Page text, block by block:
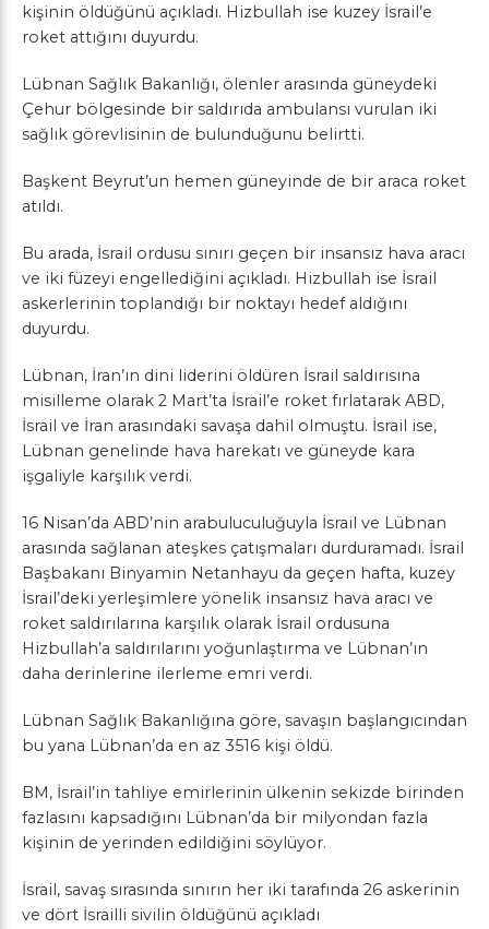
kişinin öldüğünü açıkladı. Hizbullah ise kuzey İsrail’e
roket attığını duyurdu.
Lübnan Sağlık Bakanlığı, ölenler arasında güneydeki
Çehur bölgesinde bir saldırıda ambulansı vurulan iki
sağlık görevlisinin de bulunduğunu belirtti.
Başkent Beyrut’un hemen güneyinde de bir araca roket
atıldı.
Bu arada, İsrail ordusu sınırı geçen bir insansız hava aracı
ve iki füzeyi engellediğini açıkladı. Hizbullah ise İsrail
askerlerinin toplandığı bir noktayı hedef aldığını
duyurdu.
Lübnan, İran’ın dini liderini öldüren İsrail saldırısına
misilleme olarak 2 Mart’ta İsrail’e roket fırlatarak ABD,
İsrail ve İran arasındaki savaşa dahil olmuştu. İsrail ise,
Lübnan genelinde hava harekatı ve güneyde kara
işgaliyle karşılık verdi.
16 Nisan’da ABD’nin arabuluculuğuyla İsrail ve Lübnan
arasında sağlanan ateşkes çatışmaları durduramadı. İsrail
Başbakanı Binyamin Netanhayu da geçen hafta, kuzey
İsrail’deki yerleşimlere yönelik insansız hava aracı ve
roket saldırılarına karşılık olarak İsrail ordusuna
Hizbullah’a saldırılarını yoğunlaştırma ve Lübnan’ın
daha derinlerine ilerleme emri verdi.
Lübnan Sağlık Bakanlığına göre, savaşın başlangıcından
bu yana Lübnan’da en az 3516 kişi öldü.
BM, İsrail’in tahliye emirlerinin ülkenin sekizde birinden
fazlasını kapsadığını Lübnan’da bir milyondan fazla
kişinin de yerinden edildiğini söylüyor.
İsrail, savaş sırasında sınırın her iki tarafında 26 askerinin
ve dört İsrailli sivilin öldüğünü açıkladı